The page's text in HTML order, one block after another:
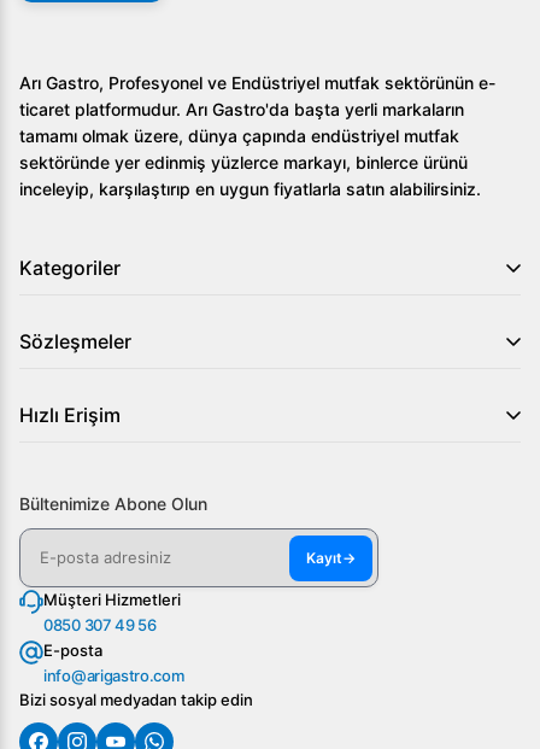
Arı Gastro, Profesyonel ve Endüstriyel mutfak sektörünün e-
ticaret platformudur. Arı Gastro'da başta yerli markaların
tamamı olmak üzere, dünya çapında endüstriyel mutfak
sektöründe yer edinmiş yüzlerce markayı, binlerce ürünü
inceleyip, karşılaştırıp en uygun fiyatlarla satın alabilirsiniz.
Kategoriler
Sözleşmeler
Hızlı Erişim
Bültenimize Abone Olun
Kayıt→
Müşteri Hizmetleri
0850 307 49 56
E-posta
info@arigastro.com
Bizi sosyal medyadan takip edin